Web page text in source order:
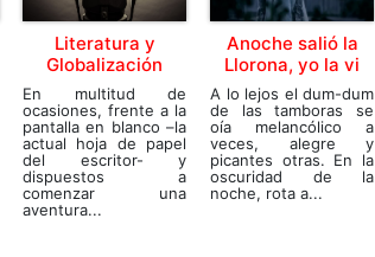
Literatura y
Globalización
En multitud de
ocasiones, frente a la
pantalla en blanco –la
actual hoja de papel
del escritor- y
dispuestos a
comenzar una
aventura...
Anoche salió la
Llorona, yo la vi
A lo lejos el dum-dum
de las tamboras se
oía melancólico a
veces, alegre y
picantes otras. En la
oscuridad de la
noche, rota a...